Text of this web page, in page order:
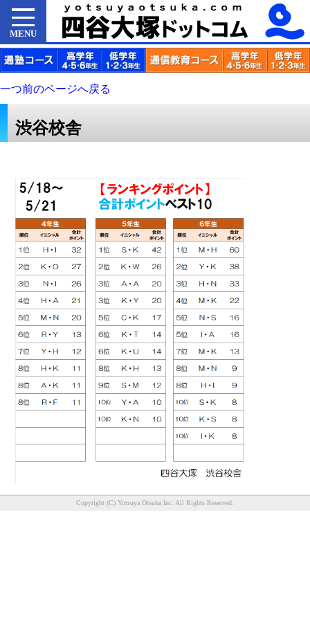
MENU
一つ前のページへ戻る
渋谷校舎
Copyright (C) Yotsuya Otsuka Inc. All Rights Reserved.